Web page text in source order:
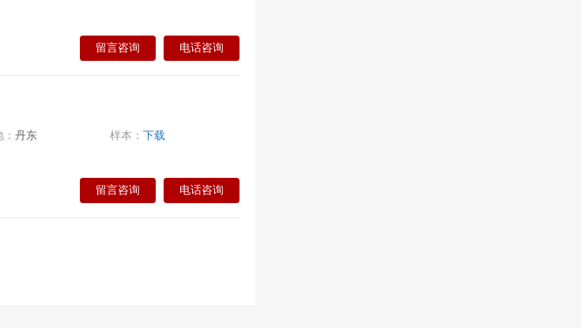
留言咨询 电话咨询
丹东 样本： 下载
留言咨询 电话咨询